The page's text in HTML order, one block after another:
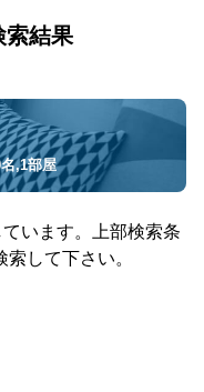
索結果
,1部屋
います。上部検索条
して下さい。